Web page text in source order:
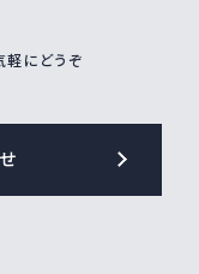
軽にどうぞ